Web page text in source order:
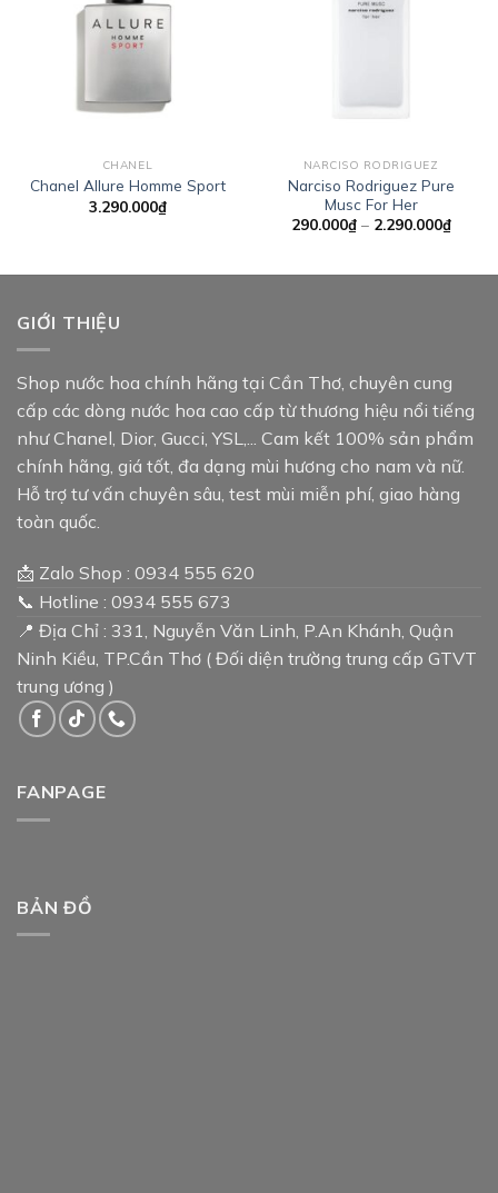
CHANEL
Chanel Allure Homme Sport
3.290.000₫
NARCISO RODRIGUEZ
Narciso Rodriguez Pure
Musc For Her
290.000₫ – 2.290.000₫
giá:
đến
GIỚI THIỆU
Shop nước hoa chính hãng tại Cần Thơ, chuyên cung
cấp các dòng nước hoa cao cấp từ thương hiệu nổi tiếng
như Chanel, Dior, Gucci, YSL,... Cam kết 100% sản phẩm
chính hãng, giá tốt, đa dạng mùi hương cho nam và nữ.
Hỗ trợ tư vấn chuyên sâu, test mùi miễn phí, giao hàng
toàn quốc.
📩 Zalo Shop : 0934 555 620
📞 Hotline : 0934 555 673
📍 Địa Chỉ : 331, Nguyễn Văn Linh, P.An Khánh, Quận
Ninh Kiều, TP.Cần Thơ ( Đối diện trường trung cấp GTVT
trung ương )
FANPAGE
BẢN ĐỒ